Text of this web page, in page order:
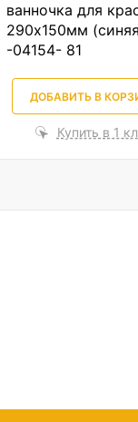
ванночка для
290х150мм
-04154- 81
ДОБАВИТЬ В
Купить в 1